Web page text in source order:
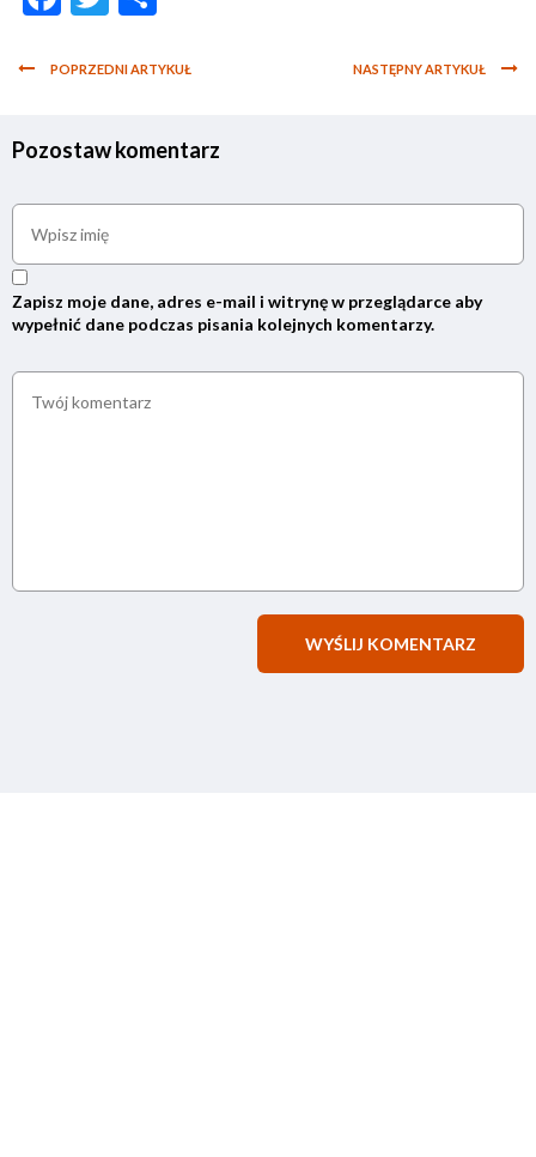
POPRZEDNI ARTYKUŁ NASTĘPNY ARTYKUŁ
Pozostaw komentarz
Zapisz moje dane, adres e-mail i witrynę w przeglądarce aby
wypełnić dane podczas pisania kolejnych komentarzy.